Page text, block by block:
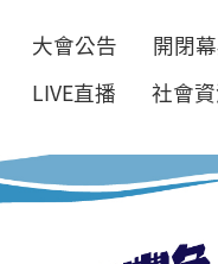
大會公告 開閉
LIVE直播 社會